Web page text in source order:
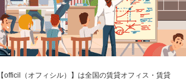
【officil（オフィシル）】は全国の賃貸オフィス・賃貸